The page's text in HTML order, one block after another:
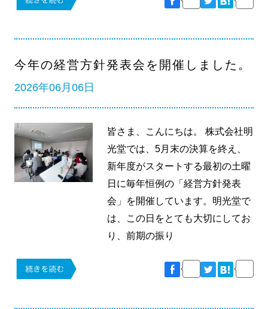
今年の経営方針発表会を開催しました。
2026年06月06日
皆さま、こんにちは。 株式会社明
光堂では、5月末の決算を終え、
新年度がスタートする最初の土曜
日に毎年恒例の「経営方針発表
会」を開催しています。明光堂で
は、この日をとても大切にしてお
り、前期の振り